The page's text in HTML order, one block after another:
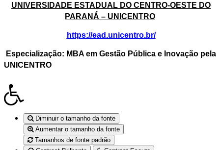
UNIVERSIDADE ESTADUAL DO CENTRO-OESTE DO
PARANÁ – UNICENTRO
https://ead.unicentro.br/
Especialização: MBA em Gestão Pública e Inovação pela
UNICENTRO
Diminuir o tamanho da fonte
Aumentar o tamanho da fonte
Tamanhos de fonte padrão